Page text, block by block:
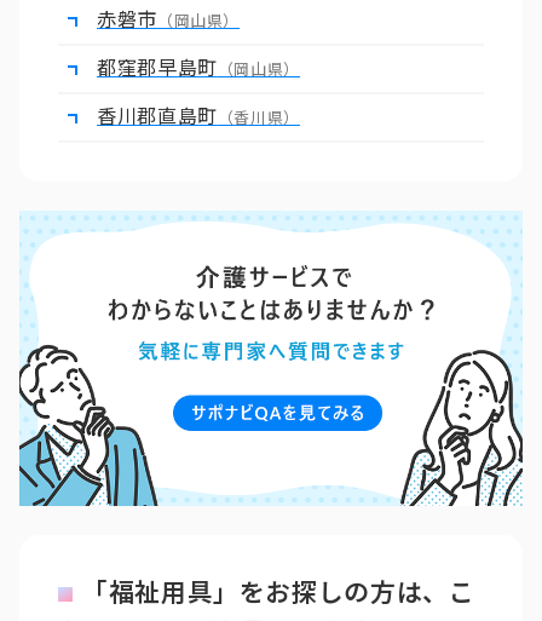
赤磐市 （岡山県）
都窪郡早島町 （岡山県）
香川郡直島町 （香川県）
「福祉用具」をお探しの方は、こ